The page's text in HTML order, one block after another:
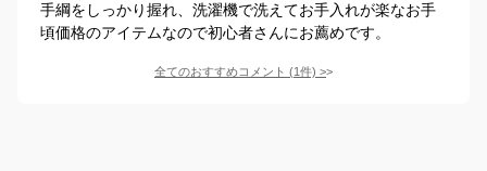
手綱をしっかり握れ、洗濯機で洗えてお手入れが楽なお手
頃価格のアイテムなので初心者さんにお薦めです。
全てのおすすめコメント (1件) >